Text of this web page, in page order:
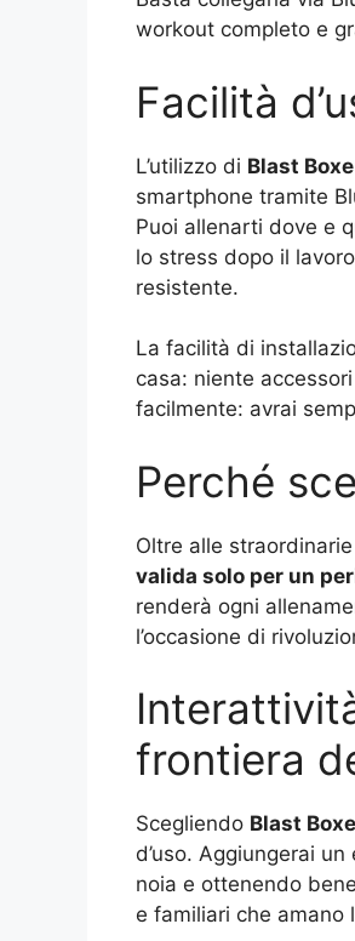
workout completo e
Facilità
L’utilizzo di Blast Boxe
smartphone tramite
Puoi allenarti dove e
lo stress dopo il
resistente.
La facilità di
casa: niente
facilmente: avrai
Perché
Oltre alle
valida solo per un
renderà ogni
l’occasione di
frontiera
Scegliendo Blast Boxe
d’uso. Aggiungerai
noia e ottenendo
e familiari che amano